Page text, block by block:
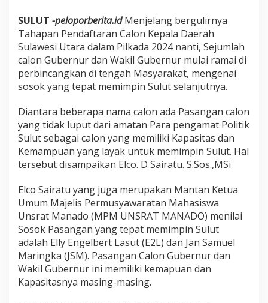
SULUT -peloporberita.idMenjelang bergulirnya
Tahapan Pendaftaran Calon Kepala Daerah
Sulawesi Utara dalam Pilkada 2024 nanti, Sejumlah
calon Gubernur dan Wakil Gubernur mulai ramai di
perbincangkan di tengah Masyarakat, mengenai
sosok yang tepat memimpin Sulut selanjutnya.
Diantara beberapa nama calon ada Pasangan calon
yang tidak luput dari amatan Para pengamat Politik
Sulut sebagai calon yang memiliki Kapasitas dan
Kemampuan yang layak untuk memimpin Sulut. Hal
tersebut disampaikan Elco. D Sairatu. S.Sos.,MSi
Elco Sairatu yang juga merupakan Mantan Ketua
Umum Majelis Permusyawaratan Mahasiswa
Unsrat Manado (MPM UNSRAT MANADO) menilai
Sosok Pasangan yang tepat memimpin Sulut
adalah Elly Engelbert Lasut (E2L) dan Jan Samuel
Maringka (JSM). Pasangan Calon Gubernur dan
Wakil Gubernur ini memiliki kemapuan dan
Kapasitasnya masing-masing.